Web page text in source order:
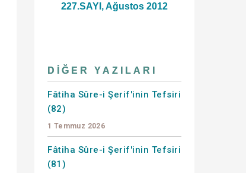
227.SAYI, Ağustos 2012
DIĞER YAZILARI
Fâtiha Sûre-i Şerif'inin Tefsiri
(82)
1 Temmuz 2026
Fâtiha Sûre-i Şerif'inin Tefsiri
(81)